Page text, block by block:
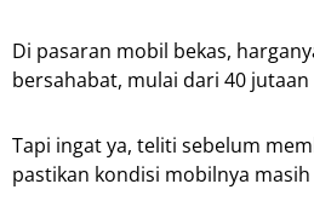
Di pasaran mobil bekas,
bersahabat, mulai dari 40
Tapi ingat ya, teliti sebelum
pastikan kondisi mobilnya